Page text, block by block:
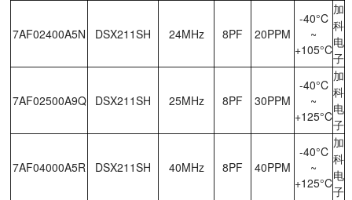
7AF02400A5N DSX211SH 24MHz 8PF 20PPM
-40°C
~
+105°C
加
科
电
子
7AF02500A9Q DSX211SH 25MHz 8PF 30PPM
-40°C
~
+125°C
加
科
电
子
7AF04000A5R DSX211SH 40MHz 8PF 40PPM
-40°C
~
+125°C
加
科
电
子